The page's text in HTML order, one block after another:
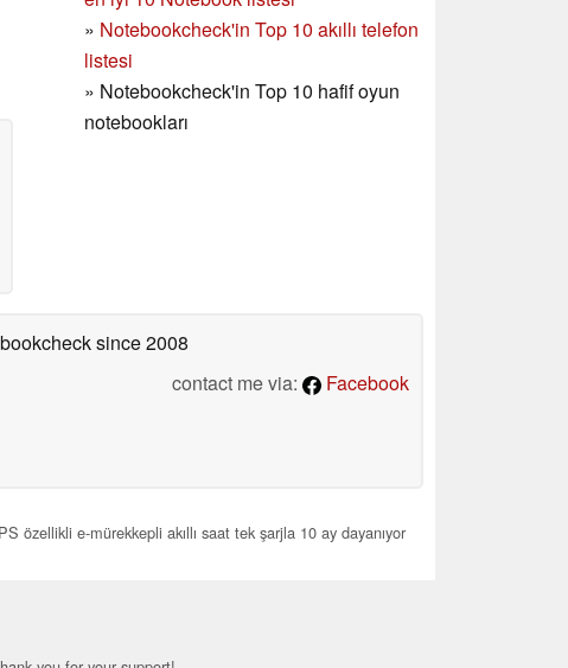
» Notebookcheck'in Top 10 akıllı telefon
listesi
» Notebookcheck'in Top 10 hafif oyun
notebookları
since 2008
contact me via:
Facebook
özellikli e-mürekkepli akıllı saat tek şarjla 10 ay dayanıyor